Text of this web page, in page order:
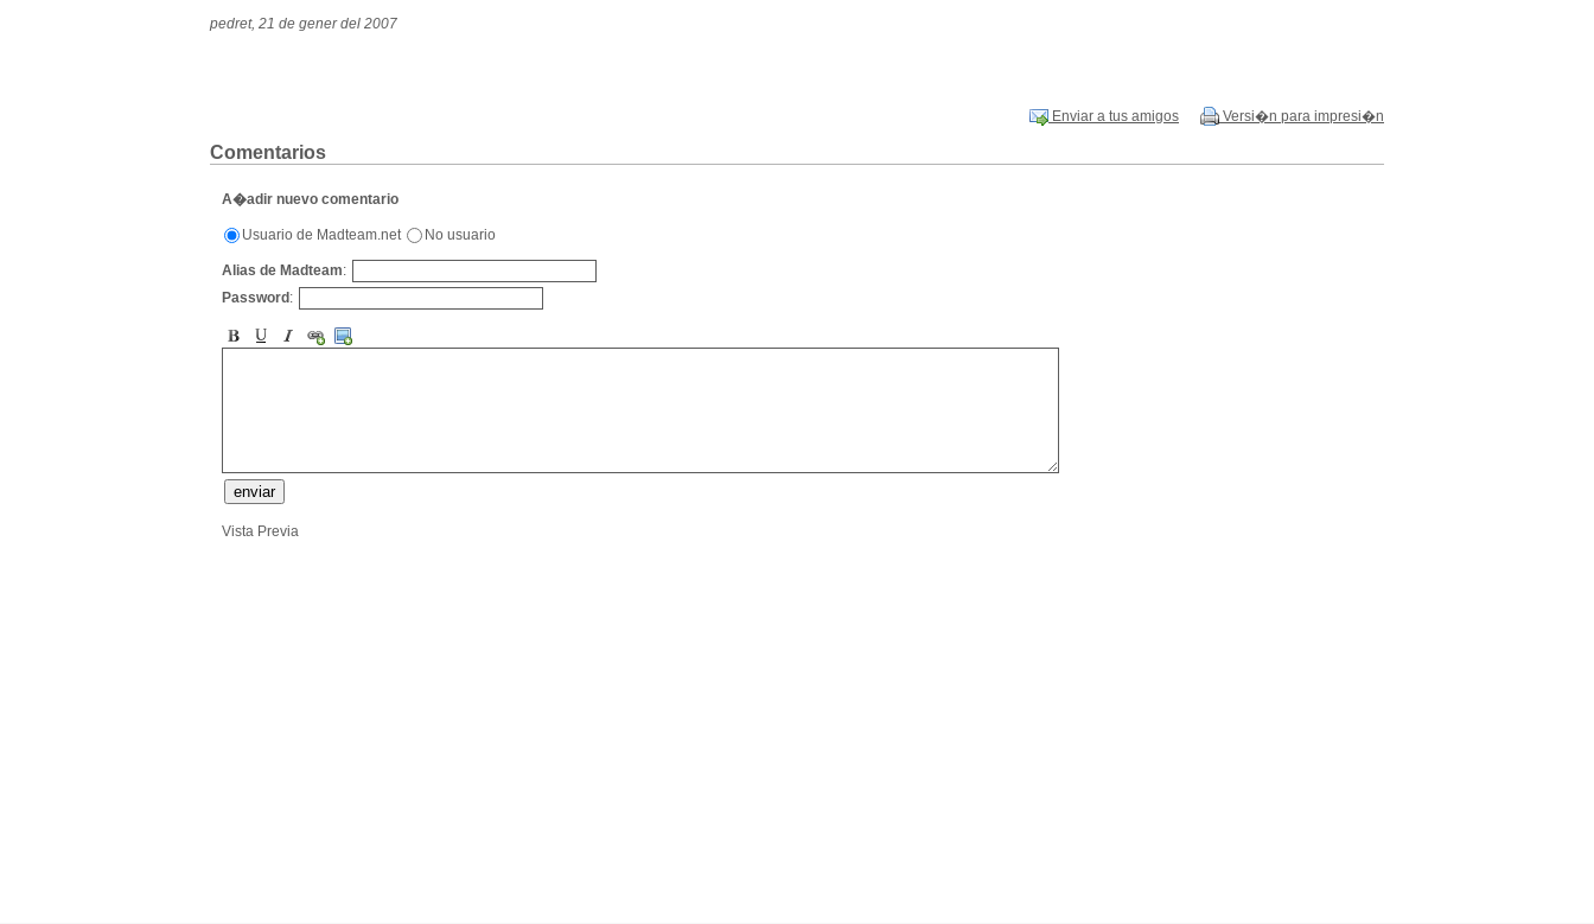
pedret, 21 de gener del 2007
Enviar a tus amigos Versi�n para impresi�n
Comentarios
A�adir nuevo comentario
Usuario de Madteam.net No usuario
Alias de Madteam:
Password :
Vista Previa